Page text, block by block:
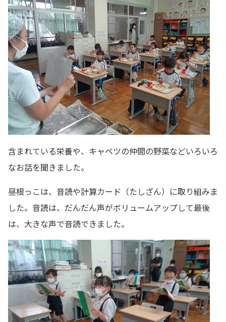
含まれている栄養や、キャベツの仲間の野菜などいろいろ
なお話を聞きました。
昼根っこは、音読や計算カード（たしざん）に取り組みま
した。音読は、だんだん声がボリュームアップして最後
は、大きな声で音読できました。